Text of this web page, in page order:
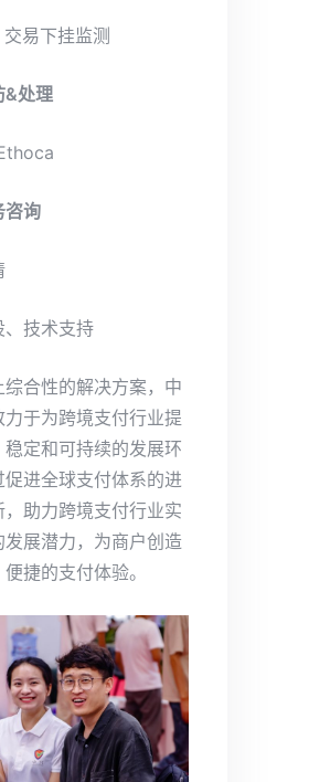
交易下挂监测
&处理
咨询
、技术支持
综合性的解决方案，中
力于为跨境支付行业提
稳定和可持续的发展环
促进全球支付体系的进
，助力跨境支付行业实
发展潜力，为商户创造
捷的支付体验。